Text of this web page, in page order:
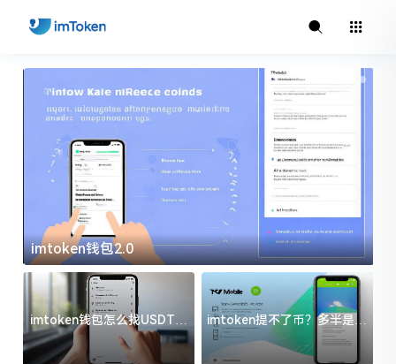
imtoken钱包2.0
imtoken钱包怎么找USDT地
址？三步搞定不踩坑
imtoken提不了币？多半是这
几件事没处理好